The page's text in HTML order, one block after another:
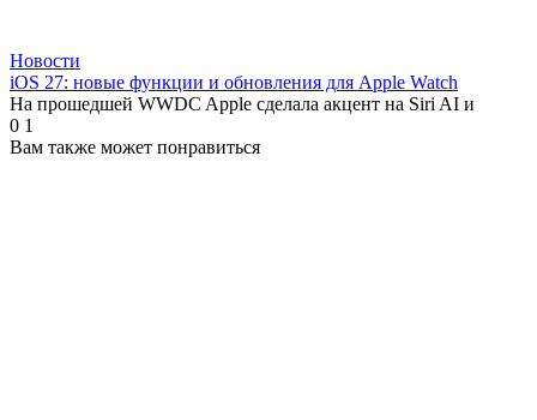
Новости
iOS 27: новые функции и обновления для Apple Watch
На прошедшей WWDC Apple сделала акцент на Siri AI и
0 1
Вам также может понравиться